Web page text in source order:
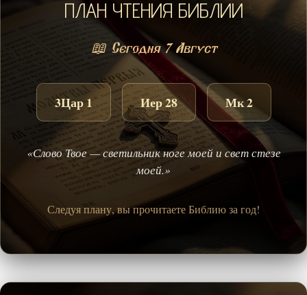
ПЛАН ЧТЕНИЯ БИБЛИИ
📖 Сегодня 7 Август
3Цар 1 Иер 28 Мк 2
«Слово Твое — светильник ноге моей и свет стезе
моей.»
Следуя плану, вы прочитаете Библию за год!